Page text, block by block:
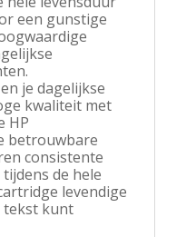
een gunstige
je dagelijkse
kwaliteit met
HP
betrouwbare
consistente
de hele
levendige
tekst kunt